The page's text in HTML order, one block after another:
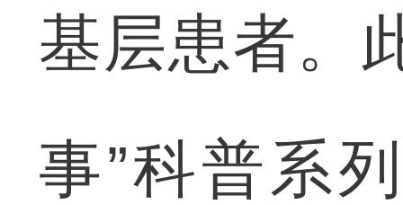
基层患者。
事”科普系